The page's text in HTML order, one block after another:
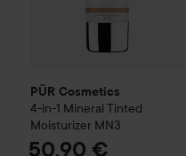
PÜR Cosmetics
4-in-1 Mineral Tinted
Moisturizer MN3
50,90 €